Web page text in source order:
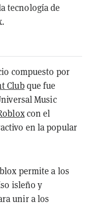
tecnología de
compuesto por
Clubque fue
Music
con el
en la popular
permite a los
isleño y
unir a los